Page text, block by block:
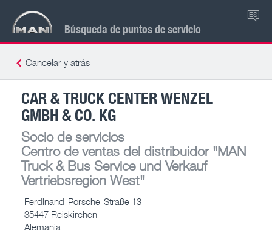
Búsqueda de puntos de servicio
ES
Cancelar y atrás
CAR & TRUCK CENTER WENZEL
GMBH & CO. KG
Socio de servicios
Centro de ventas del distribuidor"MAN
Truck & Bus Service und Verkauf
Vertriebsregion West"
Ferdinand-Porsche-Straße 13
35447 Reiskirchen
Alemania